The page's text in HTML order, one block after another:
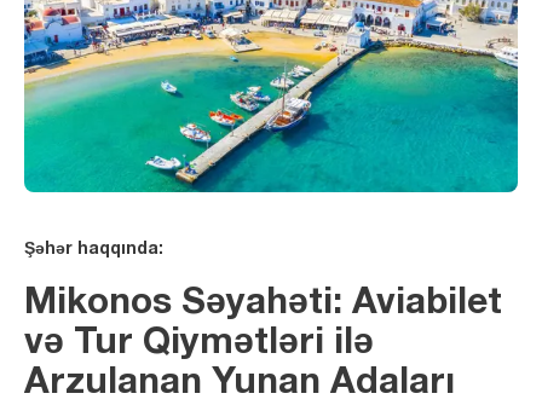
Şəhər haqqında:
Mikonos Səyahəti: Aviabilet
və Tur Qiymətləri ilə
Arzulanan Yunan Adaları